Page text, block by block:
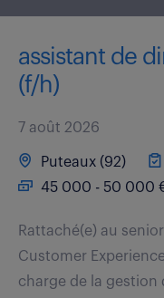
assistant de
(f/h)
7 août 2026
Puteaux (92)
45 000 - 50 000
Rattaché(e) au
Customer
charge de la gestion